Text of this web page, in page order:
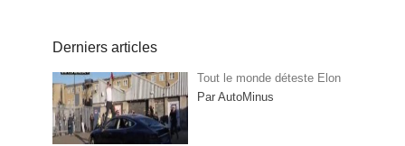
Derniers articles
Tout le monde déteste Elon
Par AutoMinus